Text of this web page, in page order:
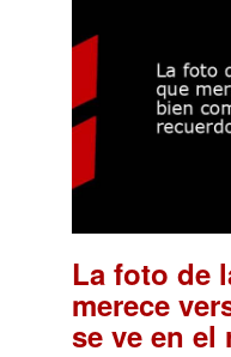
La foto de
merece
se ve en el